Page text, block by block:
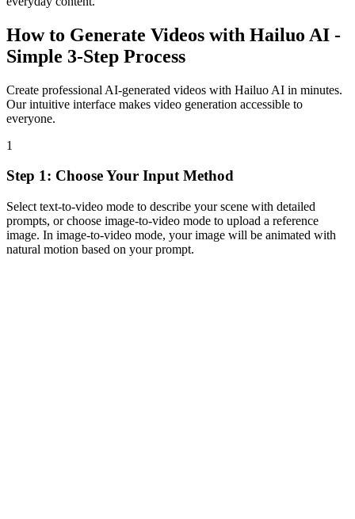
How to Generate Videos with Hailuo AI -
Simple 3-Step Process
Create professional AI-generated videos with Hailuo AI in minutes.
Our intuitive interface makes video generation accessible to
everyone.
1
Step 1: Choose Your Input Method
Select text-to-video mode to describe your scene with detailed
prompts, or choose image-to-video mode to upload a reference
image. In image-to-video mode, your image will be animated with
natural motion based on your prompt.